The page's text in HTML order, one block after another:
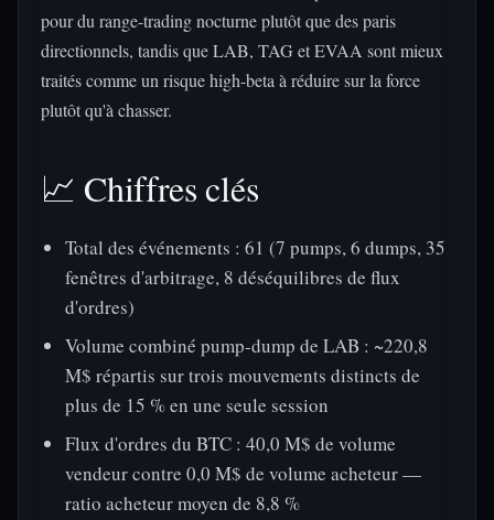
pour du range-trading nocturne plutôt que des paris
directionnels, tandis que LAB, TAG et EVAA sont mieux
traités comme un risque high-beta à réduire sur la force
plutôt qu'à chasser.
📈 Chiffres clés
Total des événements : 61 (7 pumps, 6 dumps, 35
fenêtres d'arbitrage, 8 déséquilibres de flux
d'ordres)
Volume combiné pump-dump de LAB : ~220,8
M$ répartis sur trois mouvements distincts de
plus de 15 % en une seule session
Flux d'ordres du BTC : 40,0 M$ de volume
vendeur contre 0,0 M$ de volume acheteur —
ratio acheteur moyen de 8,8 %